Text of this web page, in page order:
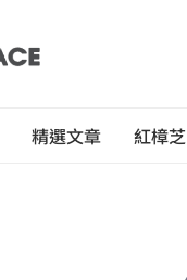
精選文章 紅樟芝